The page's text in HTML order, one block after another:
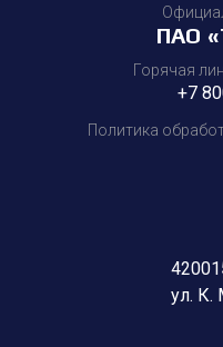
ПАО
Горячая
+7
Политика
ул. К.